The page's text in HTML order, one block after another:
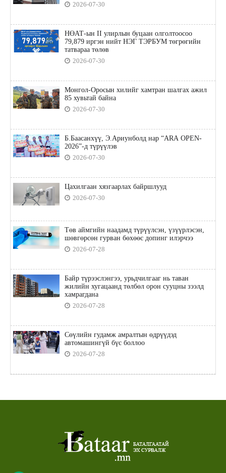
2026-07-30
НӨАТ-ын II улирлын буцаан олголтоосоо
79,879 иргэн нийт НЭГ ТЭРБУМ төгрөгийн
татвараа төлөв
2026-07-30
Монгол-Оросын хилийг хамтран шалгах ажил
85 хувьтай байна
2026-07-30
Б.Баасанхүү, Э.Ариунболд нар “ARA OPEN-
2026”-д түрүүлэв
2026-07-30
Цахилгаан хязгаарлах байршлууд
2026-07-30
Төв аймгийн наадамд түрүүлсэн, үзүүрлэсэн,
шөвгөрсөн гурван бөхөөс допинг илэрчээ
2026-07-28
Байр түрээслэнгээ, урьдчилгааг нь таван
жилийн хугацаанд төлбөл орон сууцны зээлд
хамрагдана
2026-07-28
Сөүлийн гудамж амралтын өдрүүдэд
автомашингүй бүс боллоо
2026-07-28